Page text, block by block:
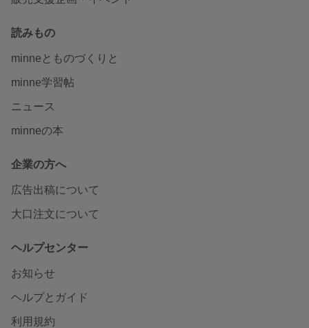
読みもの
minneとものづくりと
minne学習帖
ニュース
minneの本
企業の方へ
広告出稿について
大口注文について
ヘルプセンター
お知らせ
ヘルプとガイド
利用規約